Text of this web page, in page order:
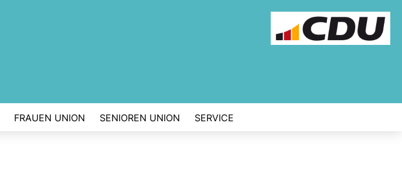
FRAUEN UNION SENIOREN UNION SERVICE